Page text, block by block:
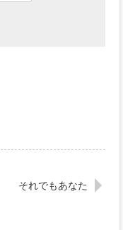
それでもあなた